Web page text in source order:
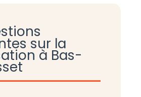
sur la
à Bas-